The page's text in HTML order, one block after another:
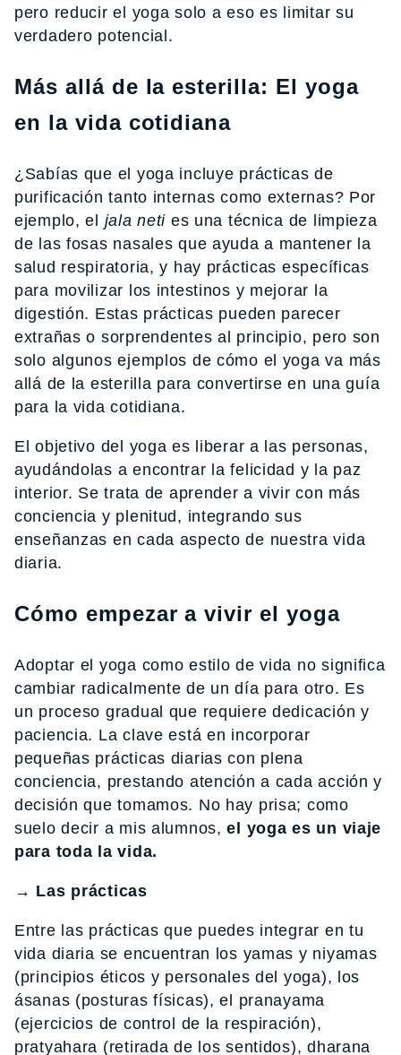
pero reducir el yoga solo a eso es limitar su
verdadero potencial.
Más allá de la esterilla: El yoga
en la vida cotidiana
¿Sabías que el yoga incluye prácticas de
purificación tanto internas como externas? Por
ejemplo, el jala neti es una técnica de limpieza
de las fosas nasales que ayuda a mantener la
salud respiratoria, y hay prácticas específicas
para movilizar los intestinos y mejorar la
digestión. Estas prácticas pueden parecer
extrañas o sorprendentes al principio, pero son
solo algunos ejemplos de cómo el yoga va más
allá de la esterilla para convertirse en una guía
para la vida cotidiana.
El objetivo del yoga es liberar a las personas,
ayudándolas a encontrar la felicidad y la paz
interior. Se trata de aprender a vivir con más
conciencia y plenitud, integrando sus
enseñanzas en cada aspecto de nuestra vida
diaria.
Cómo empezar a vivir el yoga
Adoptar el yoga como estilo de vida no significa
cambiar radicalmente de un día para otro. Es
un proceso gradual que requiere dedicación y
paciencia. La clave está en incorporar
pequeñas prácticas diarias con plena
conciencia, prestando atención a cada acción y
decisión que tomamos. No hay prisa; como
suelo decir a mis alumnos,el yoga es un viaje
para toda la vida.
→ Las prácticas
Entre las prácticas que puedes integrar en tu
vida diaria se encuentran los yamas y niyamas
(principios éticos y personales del yoga), los
ásanas (posturas físicas), el pranayama
(ejercicios de control de la respiración),
pratyahara (retirada de los sentidos), dharana